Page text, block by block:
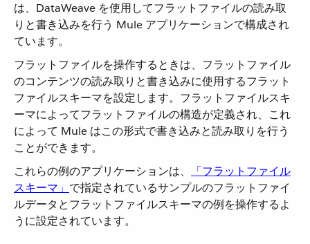
は、DataWeave を使用してフラットファイルの読み取
りと書き込みを行う Mule アプリケーションで構成され
ています。
フラットファイルを操作するときは、フラットファイル
のコンテンツの読み取りと書き込みに使用するフラット
ファイルスキーマを設定します。フラットファイルスキ
ーマによってフラットファイルの構造が定義され、これ
によって Mule はこの形式で書き込みと読み取りを行う
ことができます。
これらの例のアプリケーションは、​
「フラットファイル
スキーマ」 ​で指定されているサンプルのフラットファイ
ルデータとフラットファイルスキーマの例を操作するよ
うに設定されています。